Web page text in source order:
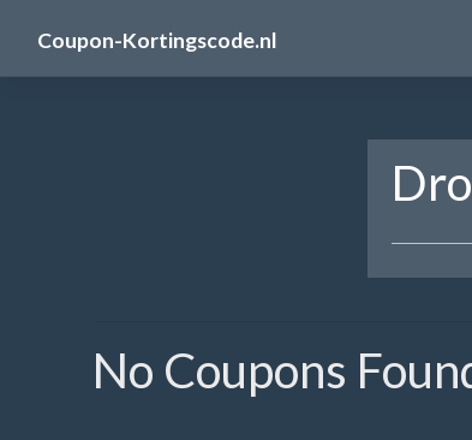
Coupon-Kortingscode.nl
No Coupons